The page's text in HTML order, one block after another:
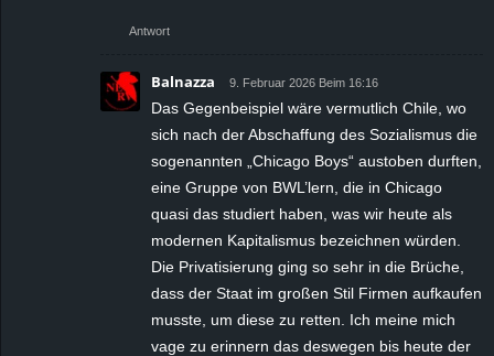
Antwort
Balnazza 9. Februar 2026 Beim 16:16
Das Gegenbeispiel wäre vermutlich Chile, wo
sich nach der Abschaffung des Sozialismus die
sogenannten „Chicago Boys“ austoben durften,
eine Gruppe von BWL’lern, die in Chicago
quasi das studiert haben, was wir heute als
modernen Kapitalismus bezeichnen würden.
Die Privatisierung ging so sehr in die Brüche,
dass der Staat im großen Stil Firmen aufkaufen
musste, um diese zu retten. Ich meine mich
vage zu erinnern das deswegen bis heute der